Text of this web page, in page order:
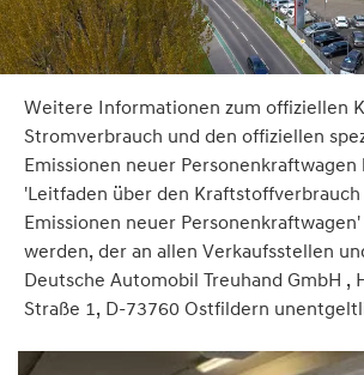
Weitere Informationen zum offiziellen
Stromverbrauch und den offiziellen
Emissionen neuer Personenkraftwagen
'Leitfaden über den
Emissionen neuer
werden, der an allen Verkaufsstellen
Deutsche Automobil Treuhand GmbH ,
Straße 1, D-73760 Ostfildern